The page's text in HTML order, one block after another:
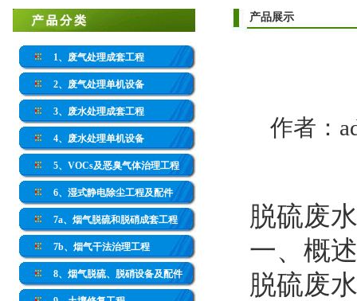
1、废气处理成套工程
2、废气处理单机设备
3、废水处理成套工程
4、废水处理单机设备
5、VOCs及恶臭气体治理工程
6、湿式静电除尘工程及配件
7a、烟气脱硫和脱硝成套工程
7b、烟气干法治理工程
8、烟气脱硫、脱硝设备及配件
产品展示
作者：
脱硫废
一、概
脱硫废